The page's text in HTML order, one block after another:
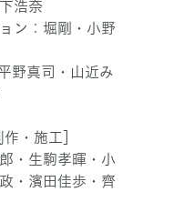
浩奈
ン：堀剛・小野
野真司・山近み
作・施工］
・生駒孝暉・小
・濱田佳歩・齊